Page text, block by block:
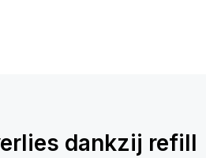
dankzij refill